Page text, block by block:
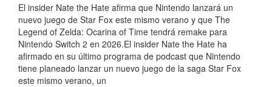
El insider Nate the Hate afirma que Nintendo lanzará un
nuevo juego de Star Fox este mismo verano y que The
Legend of Zelda: Ocarina of Time tendrá remake para
Nintendo Switch 2 en 2026.El insider Nate the Hate ha
afirmado en su último programa de podcast que Nintendo
tiene planeado lanzar un nuevo juego de la saga Star Fox
este mismo verano, un